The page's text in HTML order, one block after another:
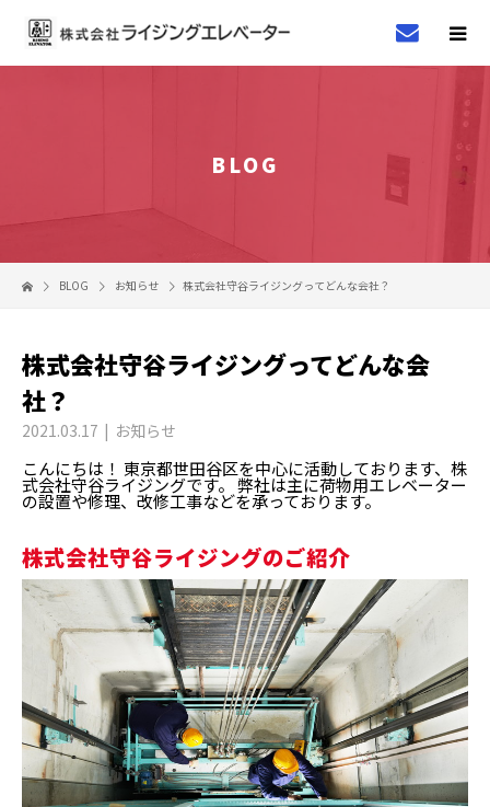
BLOG
BLOG お知らせ 株式会社守谷ライジングってどんな会社？
株式会社守谷ライジングってどんな会
社？
2021.03.17 お知らせ
こんにちは！ 東京都世田谷区を中心に活動しております、株
式会社守谷ライジングです。 弊社は主に荷物用エレベーター
の設置や修理、改修工事などを承っております。
株式会社守谷ライジングのご紹介